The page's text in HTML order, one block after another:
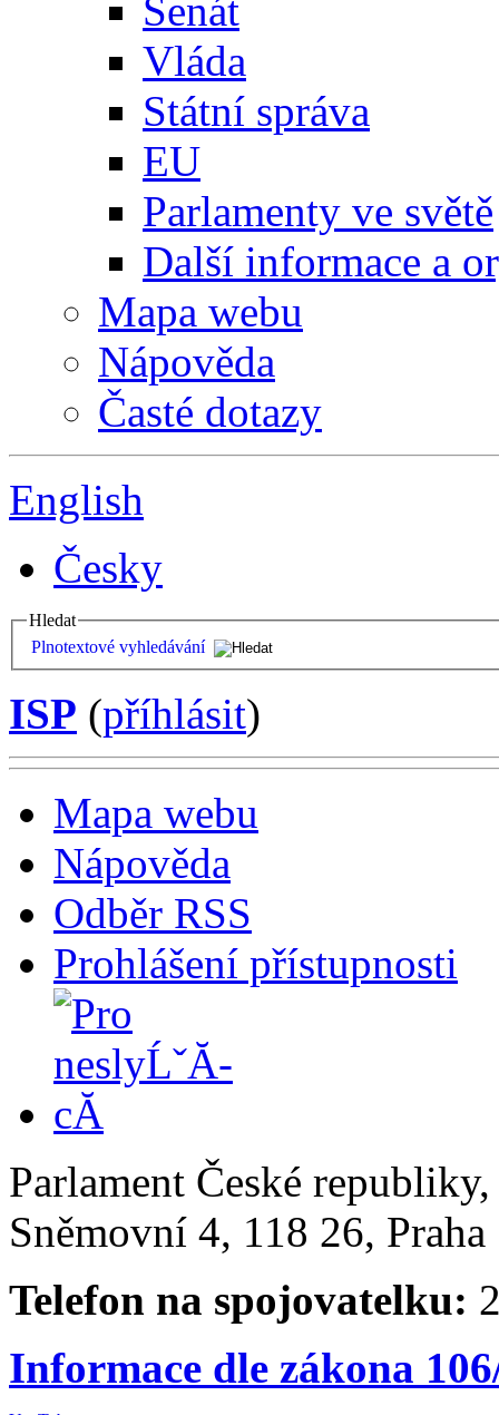
Senát
Vláda
Státní správa
EU
Parlamenty ve světě
Další informace a
Mapa webu
Nápověda
Časté dotazy
English
Česky
Hledat
Plnotextové vyhledávání
ISP (příhlásit)
Mapa webu
Nápověda
Odběr RSS
Prohlášení přístupnosti
Parlament České
Sněmovní 4, 118 26,
Telefon na spojovatelku:
Informace dle zákona